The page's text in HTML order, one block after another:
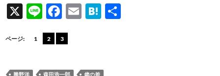
X
Li
e
F
e
E
H
ページ: 1 2 3
勝野洋 森田浩一郎 歳の差